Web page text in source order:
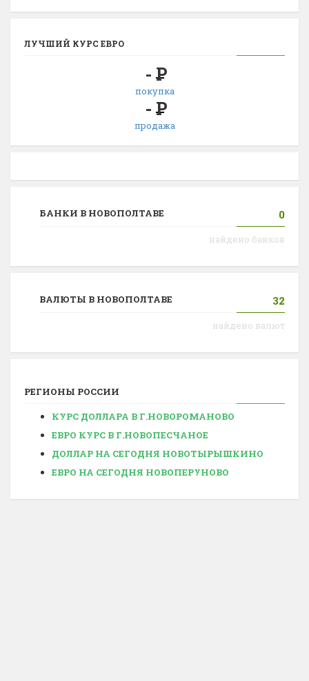
ЛУЧШИЙ КУРС ЕВРО
- Р
покупка
- Р
продажа
БАНКИ В НОВОПОЛТАВЕ 0
найдено банков
ВАЛЮТЫ В НОВОПОЛТАВЕ 32
найдено валют
РЕГИОНЫ РОССИИ
КУРС ДОЛЛАРА В Г.НОВОРОМАНОВО
ЕВРО КУРС В Г.НОВОПЕСЧАНОЕ
ДОЛЛАР НА СЕГОДНЯ НОВОТЫРЫШКИНО
ЕВРО НА СЕГОДНЯ НОВОПЕРУНОВО